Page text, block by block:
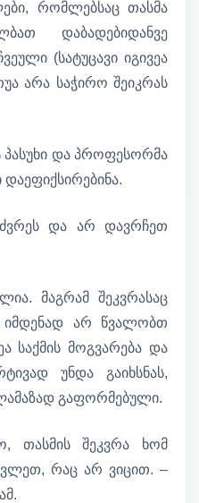
რომლებსაც თასმა
დაბადებიდანვე
(სატუცავი იგივეა
არა საჭირო შეიკრას
და პროფესორმა
დაეფიქსირებინა.
და არ დავრჩეთ
მაგრამ შეკვრასაც
იმდენად არ წვალობთ
საქმის მოგვარება და
უნდა გაიხსნას,
გაფორმებული.
თასმის შეკვრა ხომ
რაც არ ვიცით. –